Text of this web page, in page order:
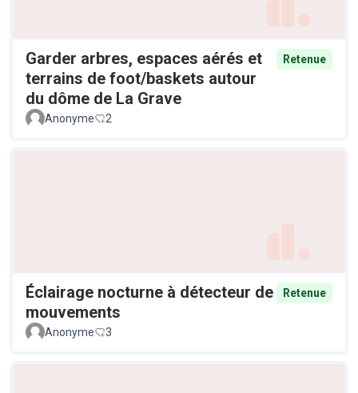
Garder arbres, espaces aérés et
terrains de foot/baskets autour
du dôme de La Grave
Retenue
Anonyme 2
Éclairage nocturne à détecteur de
mouvements
Retenue
Anonyme 3